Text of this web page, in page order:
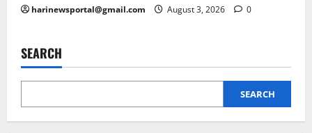
harinewsportal@gmail.com August 3, 2026 0
SEARCH
SEARCH